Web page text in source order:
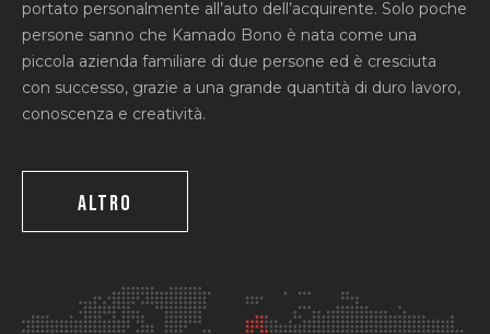
portato personalmente all’auto dell’acquirente. Solo poche
persone sanno che Kamado Bono è nata come una
piccola azienda familiare di due persone ed è cresciuta
con successo, grazie a una grande quantità di duro lavoro,
conoscenza e creatività.
ALTRO